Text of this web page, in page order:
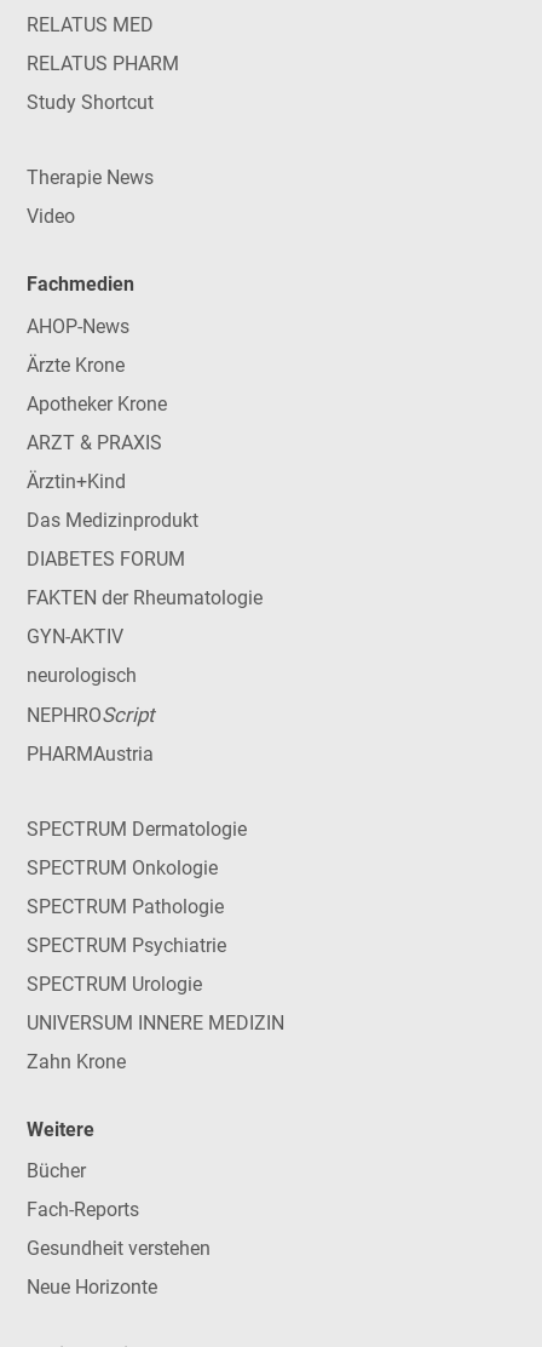
RELATUS MED
RELATUS PHARM
Study Shortcut
Therapie News
Video
Fachmedien
AHOP-News
Ärzte Krone
Apotheker Krone
ARZT & PRAXIS
Ärztin+Kind
Das Medizinprodukt
DIABETES FORUM
FAKTEN der Rheumatologie
GYN-AKTIV
neurologisch
NEPHROScript
PHARMAustria
SPECTRUM Dermatologie
SPECTRUM Onkologie
SPECTRUM Pathologie
SPECTRUM Psychiatrie
SPECTRUM Urologie
UNIVERSUM INNERE MEDIZIN
Zahn Krone
Weitere
Bücher
Fach-Reports
Gesundheit verstehen
Neue Horizonte